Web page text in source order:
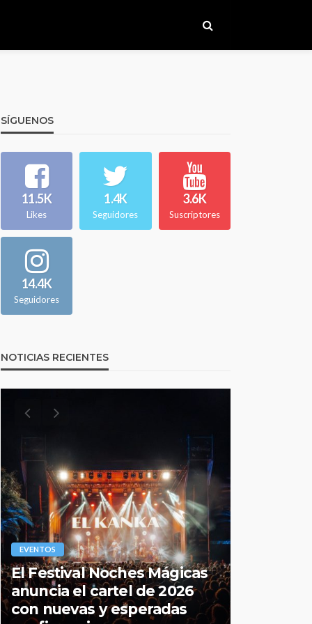
SÍGUENOS
11.5K
Likes
1.4K
Seguidores
3.6K
Suscriptores
14.4K
Seguidores
NOTICIAS RECIENTES
EVENTOS
El Festival Noches Mágicas
anuncia el cartel de 2026
con nuevas y esperadas